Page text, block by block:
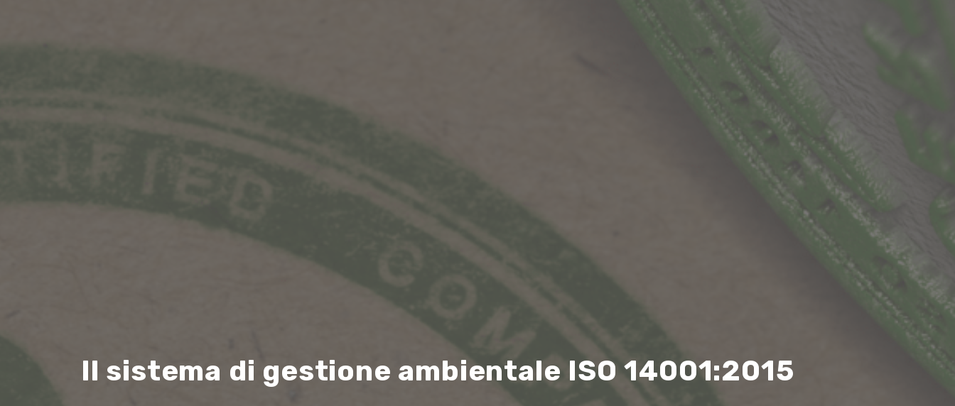
Il sistema di gestione ambientale ISO 14001:2015